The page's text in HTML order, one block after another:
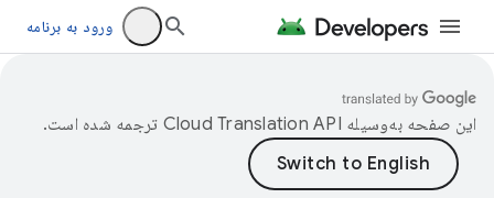
ورود به برنامه
این صفحه به‌وسیله ترجمه شده است.